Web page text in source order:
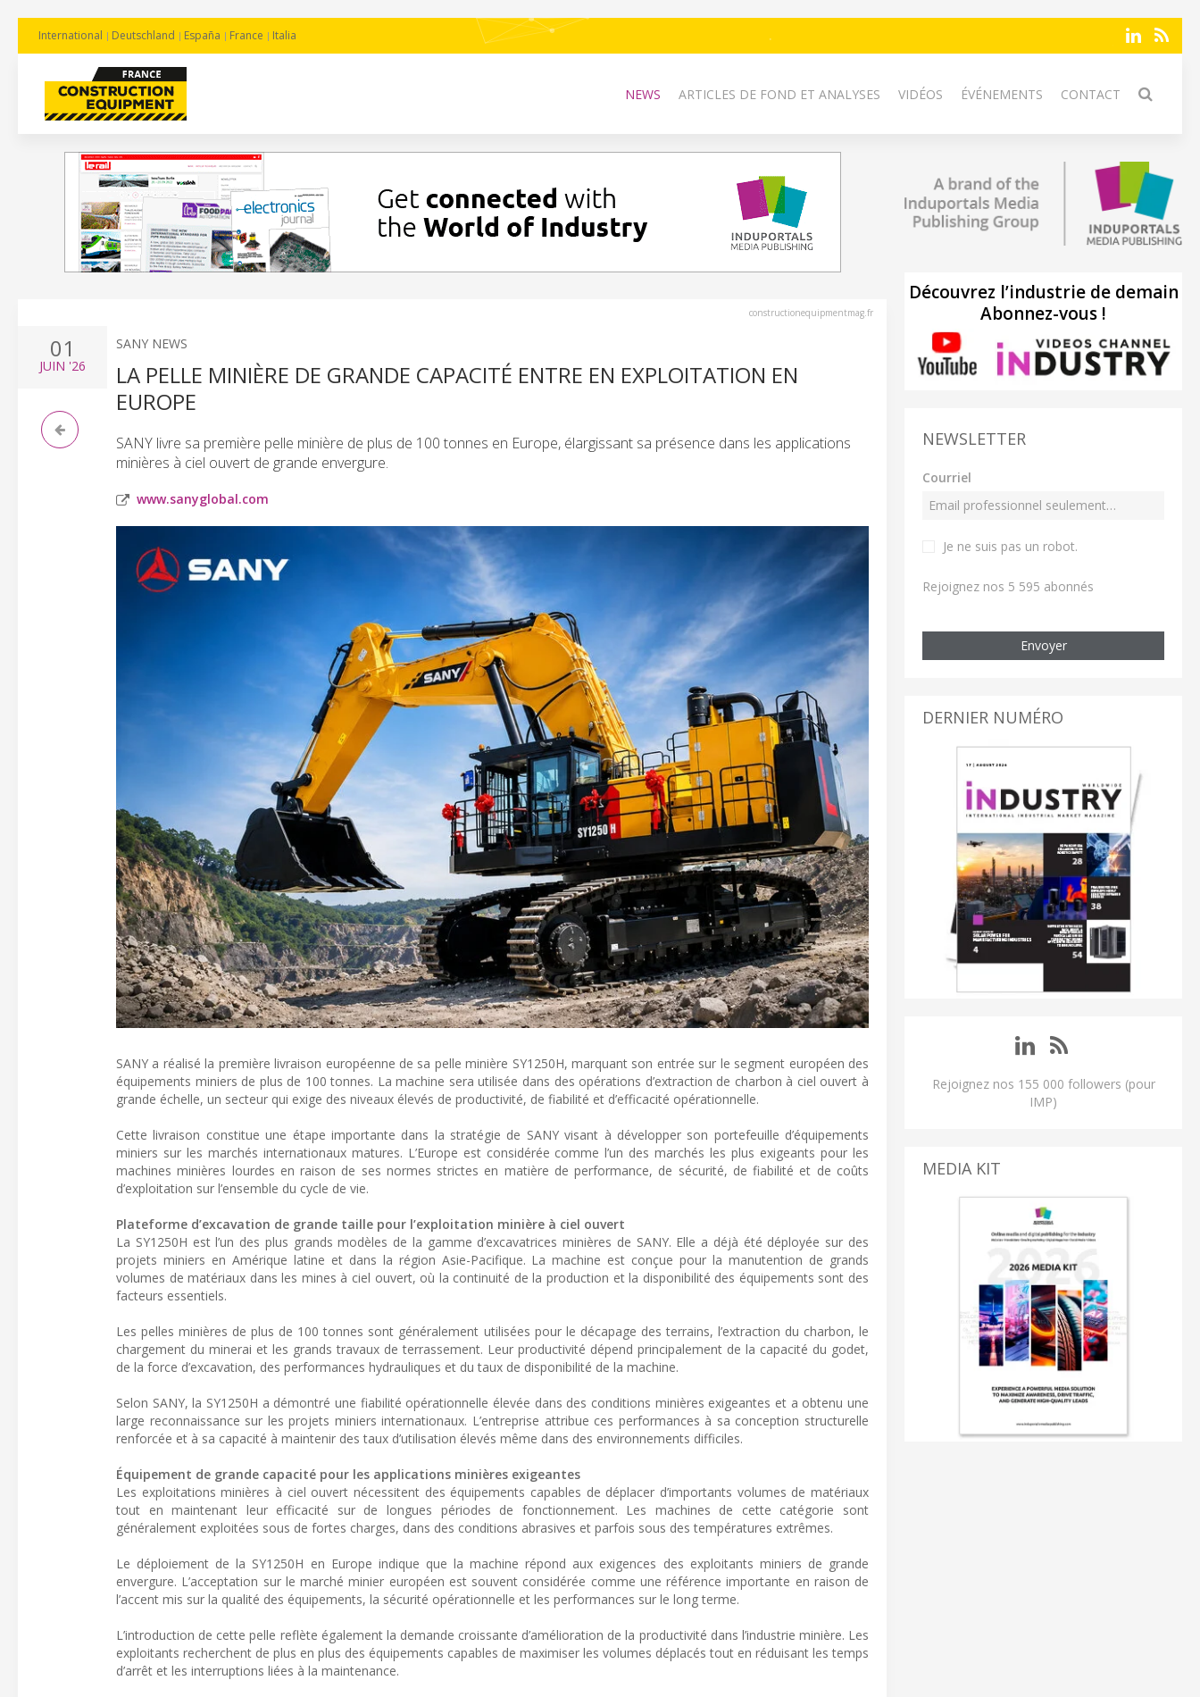
International Deutschland España France Italia
NEWS ARTICLES DE FOND ET ANALYSES VIDÉOS ÉVÉNEMENTS CONTACT
constructionequipmentmag.fr
01
JUIN '26
SANY NEWS
LA PELLE MINIÈRE DE GRANDE CAPACITÉ ENTRE EN EXPLOITATION EN
EUROPE
SANY livre sa première pelle minière de plus de 100 tonnes en Europe, élargissant sa présence dans les applications
minières à ciel ouvert de grande envergure.
www.sanyglobal.com
SANY a réalisé la première livraison européenne de sa pelle minière SY1250H, marquant son entrée sur le segment européen des
équipements miniers de plus de 100 tonnes. La machine sera utilisée dans des opérations d’extraction de charbon à ciel ouvert à
grande échelle, un secteur qui exige des niveaux élevés de productivité, de fiabilité et d’efficacité opérationnelle.
Cette livraison constitue une étape importante dans la stratégie de SANY visant à développer son portefeuille d’équipements
miniers sur les marchés internationaux matures. L’Europe est considérée comme l’un des marchés les plus exigeants pour les
machines minières lourdes en raison de ses normes strictes en matière de performance, de sécurité, de fiabilité et de coûts
d’exploitation sur l’ensemble du cycle de vie.
Plateforme d’excavation de grande taille pour l’exploitation minière à ciel ouvert
La SY1250H est l’un des plus grands modèles de la gamme d’excavatrices minières de SANY. Elle a déjà été déployée sur des
projets miniers en Amérique latine et dans la région Asie-Pacifique. La machine est conçue pour la manutention de grands
volumes de matériaux dans les mines à ciel ouvert, où la continuité de la production et la disponibilité des équipements sont des
facteurs essentiels.
Les pelles minières de plus de 100 tonnes sont généralement utilisées pour le décapage des terrains, l’extraction du charbon, le
chargement du minerai et les grands travaux de terrassement. Leur productivité dépend principalement de la capacité du godet,
de la force d’excavation, des performances hydrauliques et du taux de disponibilité de la machine.
Selon SANY, la SY1250H a démontré une fiabilité opérationnelle élevée dans des conditions minières exigeantes et a obtenu une
large reconnaissance sur les projets miniers internationaux. L’entreprise attribue ces performances à sa conception structurelle
renforcée et à sa capacité à maintenir des taux d’utilisation élevés même dans des environnements difficiles.
Équipement de grande capacité pour les applications minières exigeantes
Les exploitations minières à ciel ouvert nécessitent des équipements capables de déplacer d’importants volumes de matériaux
tout en maintenant leur efficacité sur de longues périodes de fonctionnement. Les machines de cette catégorie sont
généralement exploitées sous de fortes charges, dans des conditions abrasives et parfois sous des températures extrêmes.
Le déploiement de la SY1250H en Europe indique que la machine répond aux exigences des exploitants miniers de grande
envergure. L’acceptation sur le marché minier européen est souvent considérée comme une référence importante en raison de
l’accent mis sur la qualité des équipements, la sécurité opérationnelle et les performances sur le long terme.
L’introduction de cette pelle reflète également la demande croissante d’amélioration de la productivité dans l’industrie minière. Les
exploitants recherchent de plus en plus des équipements capables de maximiser les volumes déplacés tout en réduisant les temps
d’arrêt et les interruptions liées à la maintenance.
Découvrez l’industrie de demain
Abonnez-vous !
NEWSLETTER
Courriel
Je ne suis pas un robot.
Rejoignez nos 5 595 abonnés
Envoyer
DERNIER NUMÉRO
Rejoignez nos 155 000 followers (pour
IMP)
MEDIA KIT